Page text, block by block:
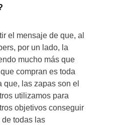
el mensaje de que, al
por un lado, la
mucho más que
compran es toda
que, las zapas son el
utilizamos para
objetivos conseguir
todas las